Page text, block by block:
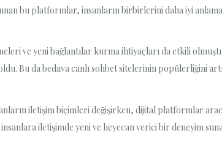
bu platformlar, insanların birbirlerini daha iyi
ve yeni bağlantılar kurma ihtiyaçları da etkili
Bu da bedava canlı sohbet sitelerinin popülerliğini
iletişim biçimleri değişirken, dijital platformlar
iletişimde yeni ve heyecan verici bir deneyim